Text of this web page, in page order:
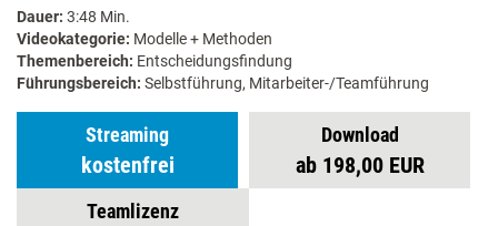
Dauer: 3:48 Min.
Videokategorie: Modelle + Methoden
Themenbereich: Entscheidungsfindung
Führungsbereich: Selbstführung, Mitarbeiter-/Teamführung
Streaming
kostenfrei
Download
ab 198,00 EUR
Teamlizenz